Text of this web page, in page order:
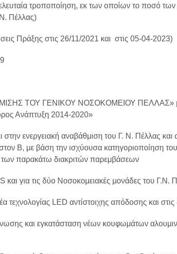
τροποποίηση, εκ των οποίων το ποσό
Πέλλας)
Πράξης στις 26/11/2021 και στις 05-04-2023)
ΤΟΥ ΓΕΝΙΚΟΥ ΝΟΣΟΚΟΜΕΙΟΥ ΠΕΛΛΑΣ» με
Ανάπτυξη 2014-2020»
στην ενεργειακή αναβάθμιση του Γ. Ν. Πέλλας
Β, με βάση την ισχύουσα
των παρακάτω διακριτών παρεμβάσεων
για τις δύο Νοσοκομειακές μονάδες του Γ.Ν.
τεχνολογίας LED αντίστοιχης απόδοσης και
και εγκατάσταση νέων κουφωμάτων